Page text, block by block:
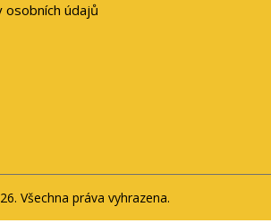
osobních údajů
Všechna práva vyhrazena.